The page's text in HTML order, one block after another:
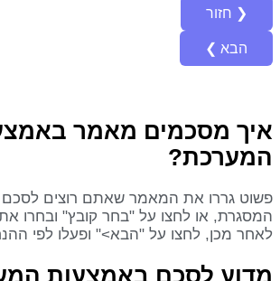
איך מסכמים מאמר
המערכת?
המסגרת, או לחצו על "בחר קובץ" ובחרו
לאחר מכן, לחצו על "הבא>" ופעלו לפי
מדוע לסכם באמצעות